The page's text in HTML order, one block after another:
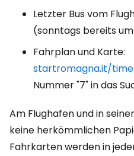
Letzter Bus vom
(sonntags bereits um
Fahrplan und Karte:
startromagna.it/
Nummer "7" in das
Am Flughafen und in
keine herkömmlichen
Fahrkarten werden in